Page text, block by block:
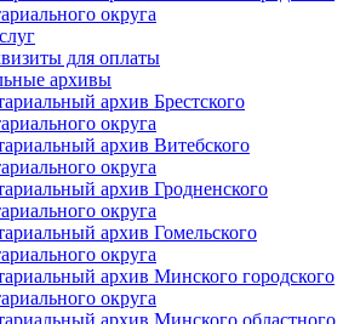
округа
для оплаты
архивы
архив Брестского
округа
архив Витебского
округа
архив Гродненского
округа
архив Гомельского
округа
архив Минского городского
округа
архив Минского областного